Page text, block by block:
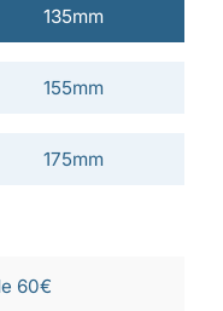
135mm
155mm
175mm
60€